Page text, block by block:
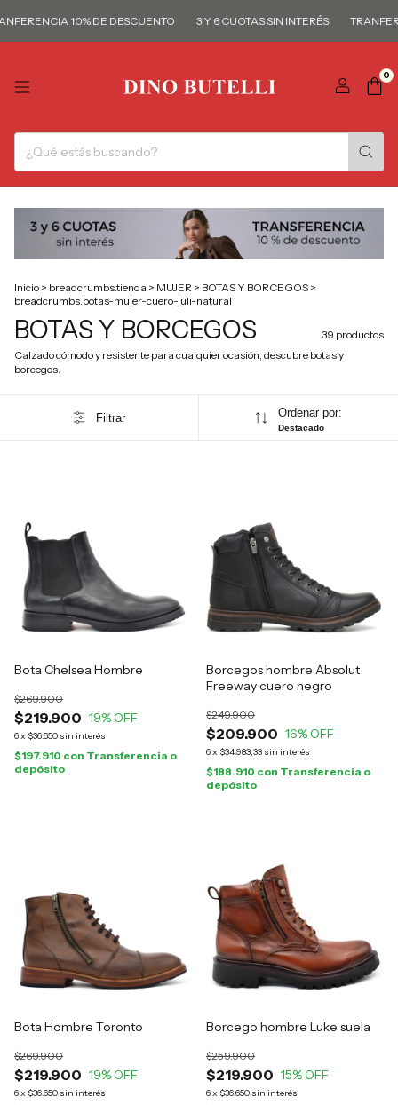
10% DE DESCUENTO 3 Y 6 CUOTAS SIN INTERÉS
0
Inicio > breadcrumbs.tienda > MUJER > BOTAS Y BORCEGOS >
breadcrumbs.botas-mujer-cuero-juli-natural
BOTAS Y BORCEGOS
39 productos
Calzado cómodo y resistente para cualquier ocasión, descubre botas y
borcegos.
Filtrar Ordenar por:
Destacado
Bota Chelsea Hombre
$219.900
$269.900
19% OFF
6x $36.650 sin interés
$197.910 con Transferencia o
depósito
Borcegos hombre Absolut
Freeway cuero negro
$209.900
$249.900
16% OFF
6x $34.983,33 sin interés
$188.910 con Transferencia o
depósito
Bota Hombre Toronto
$219.900
$269.900
19% OFF
6x $36.650 sin interés
Borcego hombre Luke suela
$219.900
$259.900
15% OFF
6x $36.650 sin interés